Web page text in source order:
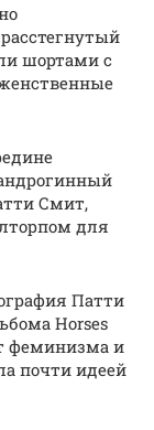
шортами с
Смит,
для
Патти
Horses
феминизма и
почти идеей